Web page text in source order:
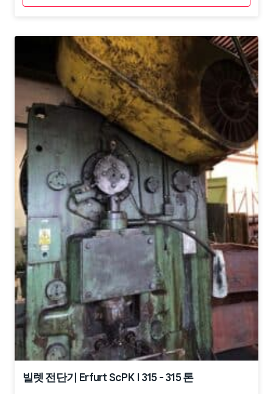
빌렛 전단기 Erfurt ScPK I 315 - 315 톤